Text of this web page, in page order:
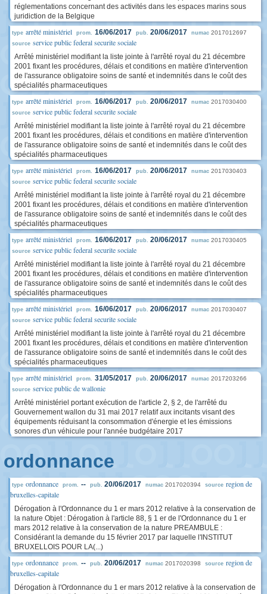
réglementations concernant des activités dans les espaces marins sous
juridiction de la Belgique
type arrêté ministériel prom. 16/06/2017 pub. 20/06/2017 numac 2017012697
source service public federal securite sociale
Arrêté ministériel modifiant la liste jointe à l'arrêté royal du 21 décembre
2001 fixant les procédures, délais et conditions en matière d'intervention
de l'assurance obligatoire soins de santé et indemnités dans le coût des
spécialités pharmaceutiques
type arrêté ministériel prom. 16/06/2017 pub. 20/06/2017 numac 2017030400
source service public federal securite sociale
Arrêté ministériel modifiant la liste jointe à l'arrêté royal du 21 décembre
2001 fixant les procédures, délais et conditions en matière d'intervention
de l'assurance obligatoire soins de santé et indemnités dans le coût des
spécialités pharmaceutiques
type arrêté ministériel prom. 16/06/2017 pub. 20/06/2017 numac 2017030403
source service public federal securite sociale
Arrêté ministériel modifiant la liste jointe à l'arrêté royal du 21 décembre
2001 fixant les procédures, délais et conditions en matière d'intervention
de l'assurance obligatoire soins de santé et indemnités dans le coût des
spécialités pharmaceutiques
type arrêté ministériel prom. 16/06/2017 pub. 20/06/2017 numac 2017030405
source service public federal securite sociale
Arrêté ministériel modifiant la liste jointe à l'arrêté royal du 21 décembre
2001 fixant les procédures, délais et conditions en matière d'intervention
de l'assurance obligatoire soins de santé et indemnités dans le coût des
spécialités pharmaceutiques
type arrêté ministériel prom. 16/06/2017 pub. 20/06/2017 numac 2017030407
source service public federal securite sociale
Arrêté ministériel modifiant la liste jointe à l'arrêté royal du 21 décembre
2001 fixant les procédures, délais et conditions en matière d'intervention
de l'assurance obligatoire soins de santé et indemnités dans le coût des
spécialités pharmaceutiques
type arrêté ministériel prom. 31/05/2017 pub. 20/06/2017 numac 2017203266
source service public de wallonie
Arrêté ministériel portant exécution de l'article 2, § 2, de l'arrêté du
Gouvernement wallon du 31 mai 2017 relatif aux incitants visant des
équipements réduisant la consommation d'énergie et les émissions
sonores d'un véhicule pour l'année budgétaire 2017
ordonnance
type ordonnance prom. -- pub. 20/06/2017 numac 2017020394 source region de
bruxelles-capitale
Dérogation à l'Ordonnance du 1 er mars 2012 relative à la conservation de
la nature Objet : Dérogation à l'article 88, § 1 er de l'Ordonnance du 1 er
mars 2012 relative à la conservation de la nature PREAMBULE :
Considérant la demande du 15 février 2017 par laquelle l'INSTITUT
BRUXELLOIS POUR LA(...)
type ordonnance prom. -- pub. 20/06/2017 numac 2017020398 source region de
bruxelles-capitale
Dérogation à l'Ordonnance du 1 er mars 2012 relative à la conservation de